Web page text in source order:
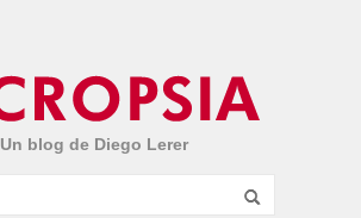
Un blog de Diego Lerer